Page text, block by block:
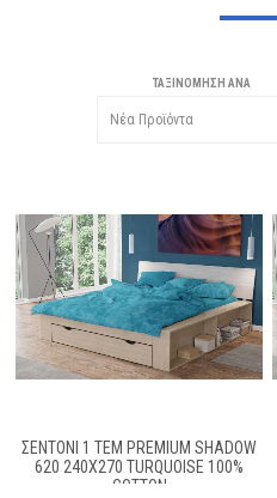
ΤΑΞΙΝΌΜΗΣΗ ΑΝΆ
ΣΕΝΤΌΝΙ 1 ΤΕΜ PREMIUM SHADOW
620 240X270 TURQUOISE 100%
COTTON